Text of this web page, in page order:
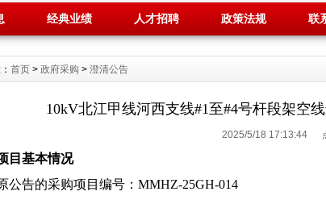
经典业绩 人才招聘 政策法规 联
首页 > 政府采购 > 澄清公告
10kV北江甲线河西支线#1至#4号杆段架空
2025/5/18 17:13:44
目基本情况
公告的采购项目编号：MMHZ-25GH-014